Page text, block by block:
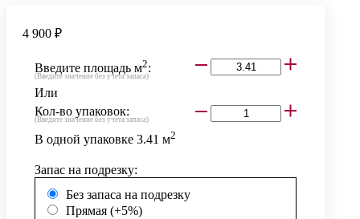
4 900 ₽
Введите площадь м2:
(Введите значение без учета запаса)
Или
Кол-во упаковок:
(Введите значение без учета запаса)
В одной упаковке 3.41 м2
Запас на подрезку:
Без запаса на подрезку
Прямая (+5%)